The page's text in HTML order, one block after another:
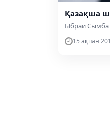
Қазақша
Ыбраи
15 ақпан